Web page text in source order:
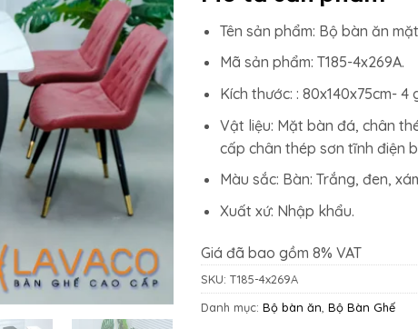
Tên sản phẩm: Bộ bàn ăn
Mã sản phẩm: T185-4x269A.
Kích thước: : 80x140x75cm- 4
Vật liệu: Mặt bàn đá, chân
cấp chân thép sơn tĩnh điện
Màu sắc: Bàn: Trắng, đen,
Xuất xứ: Nhập khẩu.
Giá đã bao gồm 8% VAT
SKU: T185-4x269A
Danh mục: Bộ bàn ăn Bộ Bàn Ghế